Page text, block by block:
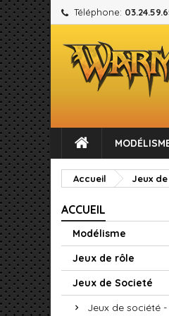
Téléphone:
Accueil Jeux
ACCUEIL
Modélisme
Jeux de rôle
Jeux de Societé
Jeux de société